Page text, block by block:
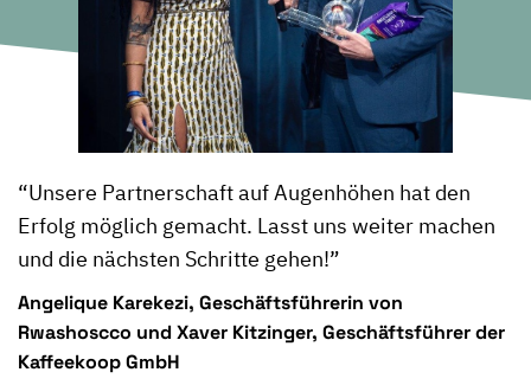
“Unsere Partnerschaft auf Augenhöhen hat den
Erfolg möglich gemacht. Lasst uns weiter machen
und die nächsten Schritte gehen!”
Angelique Karekezi, Geschäftsführerin von
Rwashoscco und Xaver Kitzinger, Geschäftsführer der
Kaffeekoop GmbH